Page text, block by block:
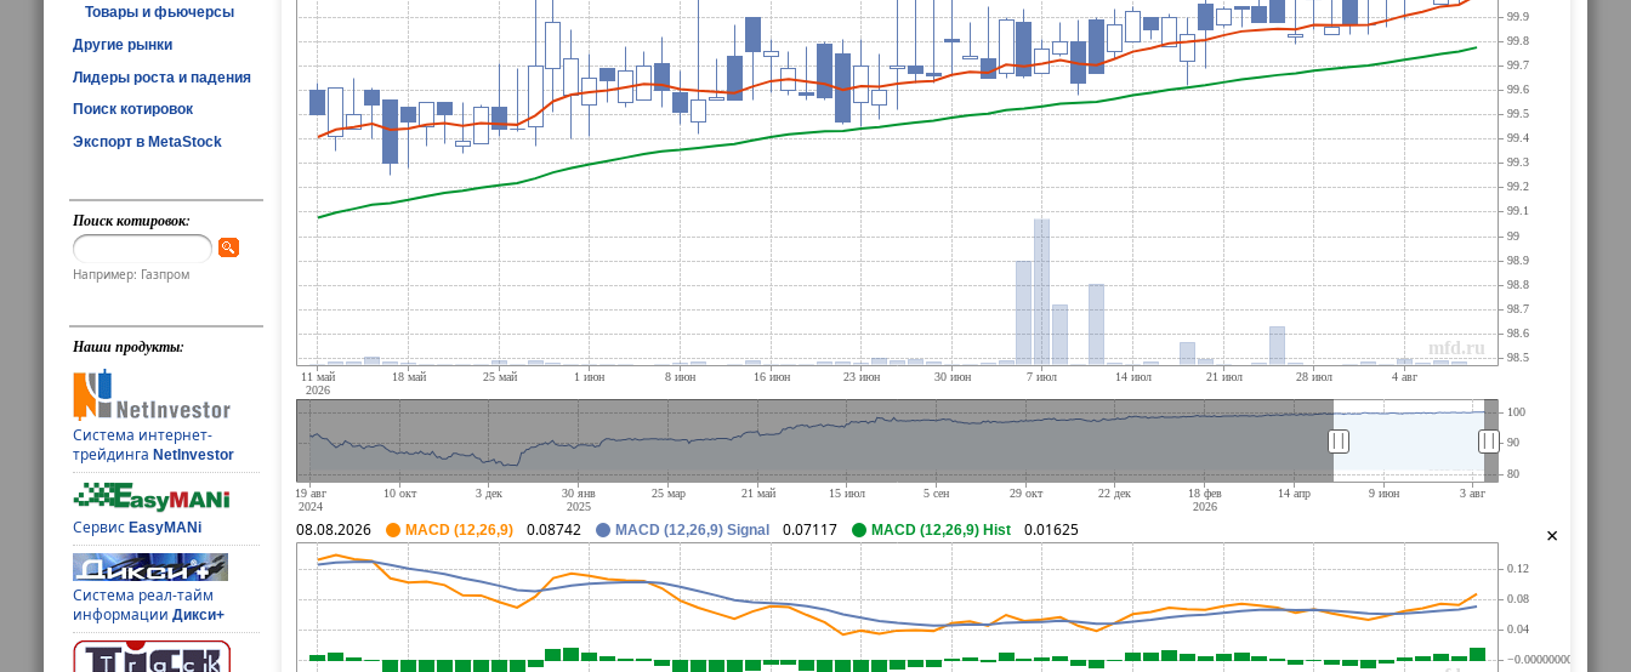
Товары и фьючерсы
Другие рынки
Лидеры роста и падения
Поиск котировок
Экспорт в MetaStock
Поиск котировок:
Например: Газпром
Наши продукты:
Система интернет-
трейдингаNetInvestor
СервисEasyMANi
Система реал-тайм
информацииДикси+
|| ||
×
08.08.2026 MACD (12,26,9) 0.08742 MACD (12,26,9) Signal 0.07117 MACD (12,26,9) Hist 0.01625